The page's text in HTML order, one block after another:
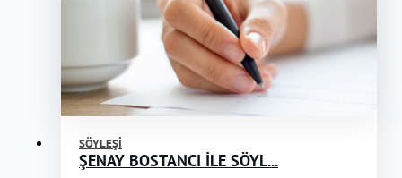
SÖYLEŞI
ŞENAY BOSTANCI İLE SÖYL...